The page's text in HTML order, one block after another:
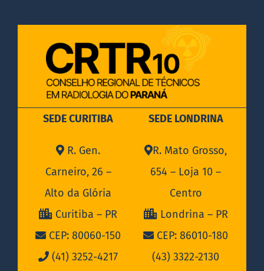
FALE CONOSCO
SEDE CURITIBA
R. Gen.
Carneiro, 26 –
Alto da Glória
Curitiba – PR
CEP: 80060-150
(41) 3252-4217
SEDE LONDRINA
R. Mato Grosso,
654 – Loja 10 –
Centro
Londrina – PR
CEP: 86010-180
(43) 3322-2130